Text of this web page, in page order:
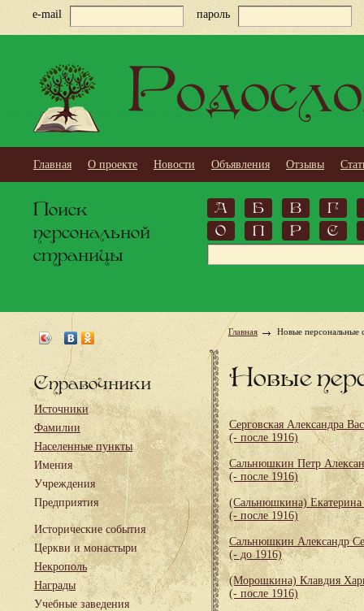
e-mail пароль
Главная О проекте Новости Объявления Отзывы
Поиск
персональной
страницы
А Б В
Г
О
П Р С
Справочники
Источники
Фамилии
Населенные пункты
Имения
Учреждения
Предприятия
Исторические события
Церкви и монастыри
Некрополь
Награды
Учебные заведения
Главная Новые персональные
Новые
Серговская Александра
(- после 1916)
Сальнюшкин Петр
(- после 1916)
(Сальнюшкина) Екатерина
(- после 1916)
Сальнюшкин Александр
(- до 1916)
(Морошкина) Клавдия
(- после 1916)